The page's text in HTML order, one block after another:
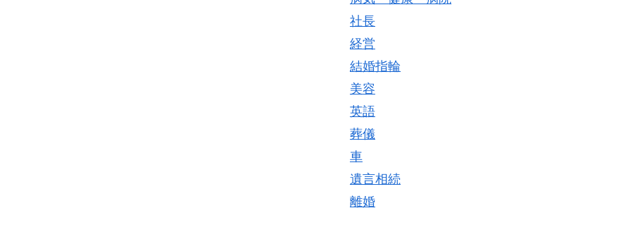
社長
経営
結婚指輪
美容
英語
葬儀
車
遺言相続
離婚